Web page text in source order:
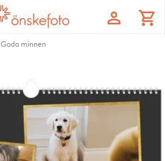
profile shopping_cart
Goda minnen